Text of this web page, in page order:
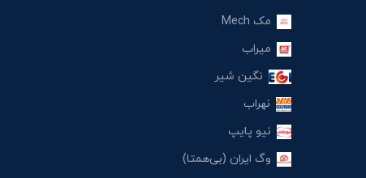
مک Mech
میراب
نگین شیر
نهراب
نیو پایپ
وگ ایران (بی‌همتا)